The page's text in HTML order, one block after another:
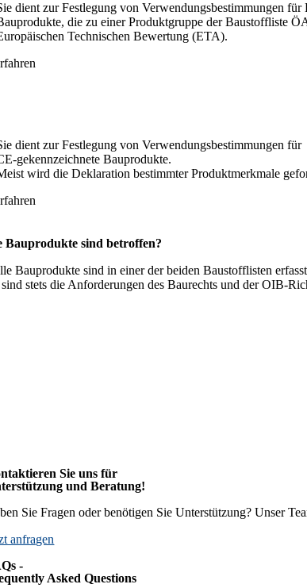
dient zur Festlegung von Verwendungsbestimmungen
die zu einer Produktgruppe der Baustoffliste
Technischen Bewertung (ETA).
dient zur Festlegung von Verwendungsbestimmungen für
gekennzeichnete Bauprodukte.
wird die Deklaration bestimmter Produktmerkmale
Bauprodukte sind betroffen?
Bauprodukte sind in einer der beiden Baustofflisten
stets die Anforderungen des Baurechts und der OIB-
Sie uns für
und Beratung!
Sie Fragen oder benötigen Sie Unterstützung? Unser
anfragen
-
Asked Questions